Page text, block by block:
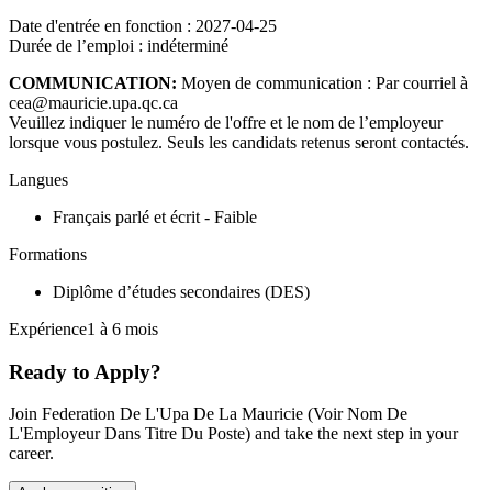
Date d'entrée en fonction : 2027-04-25
Durée de l’emploi : indéterminé
COMMUNICATION: Moyen de communication : Par courriel à
cea@mauricie.upa.qc.ca
Veuillez indiquer le numéro de l'offre et le nom de l’employeur
lorsque vous postulez. Seuls les candidats retenus seront contactés.
Langues
Français parlé et écrit - Faible
Formations
Diplôme d’études secondaires (DES)
Expérience1 à 6 mois
Ready to Apply?
Join Federation De L'Upa De La Mauricie (Voir Nom De
L'Employeur Dans Titre Du Poste) and take the next step in your
career.